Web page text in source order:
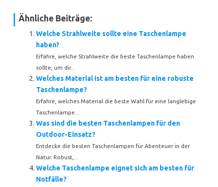
Ähnliche Beiträge:
Welche Strahlweite sollte eine Taschenlampe
haben?
Erfahre, welche Strahlweite die beste Taschenlampe haben
sollte, um dir...
Welches Material ist am besten für eine robuste
Taschenlampe?
Erfahre, welches Material die beste Wahl für eine langlebige
Taschenlampe...
Was sind die besten Taschenlampen für den
Outdoor-Einsatz?
Entdecke die besten Taschenlampen für Abenteuer in der
Natur. Robust,...
Welche Taschenlampe eignet sich am besten für
Notfälle?